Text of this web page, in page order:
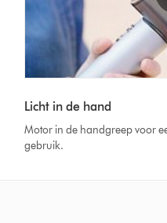
Licht in de hand
Motor in de handgreep voor
gebruik.